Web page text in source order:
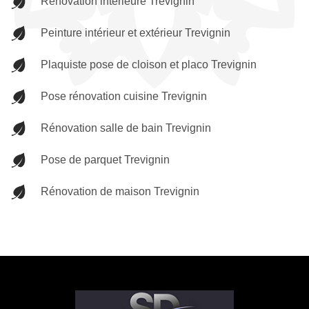
Peinture intérieur et extérieur Trevignin
Plaquiste pose de cloison et placo Trevignin
Pose rénovation cuisine Trevignin
Rénovation salle de bain Trevignin
Pose de parquet Trevignin
Rénovation de maison Trevignin